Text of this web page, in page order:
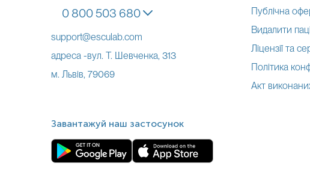
0 800 503 680
support@esculab.com
адреса -вул. Т. Шевченка, 313
м. Львів, 79069
Публічна
Видалити
Ліцензії та
Політика
Акт
Завантажуй наш застосунок